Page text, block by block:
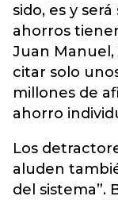
sido, es y
ahorros
Juan Manuel,
citar solo
millones de
ahorro
Los
aluden
del sistema”.